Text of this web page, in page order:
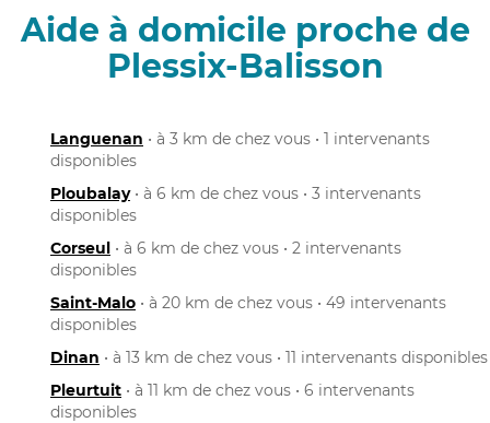
Aide à domicile proche de
Plessix-Balisson
Languenan • à 3 km de chez vous • 1 intervenants
disponibles
Ploubalay• à 6 km de chez vous • 3 intervenants
disponibles
Corseul • à 6 km de chez vous • 2 intervenants
disponibles
Saint-Malo • à 20 km de chez vous • 49 intervenants
disponibles
Dinan • à 13 km de chez vous • 11 intervenants disponibles
Pleurtuit • à 11 km de chez vous • 6 intervenants
disponibles